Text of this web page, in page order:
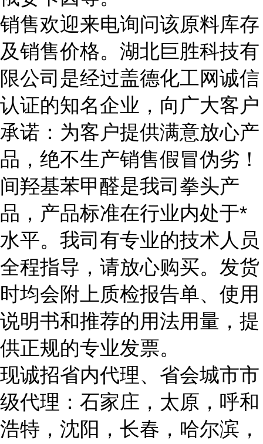
销售欢迎来电询问该原料库存
及销售价格。湖北巨胜科技有
限公司是经过盖德化工网诚信
认证的知名企业，向广大客户
承诺：为客户提供满意放心产
品，绝不生产销售假冒伪劣！
间羟基苯甲醛是我司拳头产
品，产品标准在行业内处于*
水平。我司有专业的技术人员
全程指导，请放心购买。发货
时均会附上质检报告单、使用
说明书和推荐的用法用量，提
供正规的专业发票。
现诚招省内代理、省会城市市
级代理：石家庄，太原，呼和
浩特，沈阳，长春，哈尔滨，